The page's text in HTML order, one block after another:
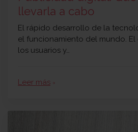
llevarla a cabo
El rápido desarrollo de la
el funcionamiento del mundo.
los usuarios y…
Leer más arrow_forward